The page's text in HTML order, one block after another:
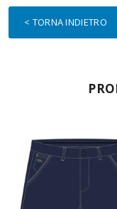
< TORNA INDIETRO